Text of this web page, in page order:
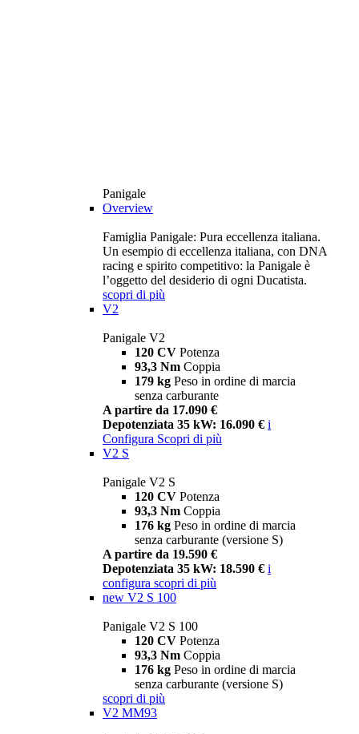
Panigale
Overview
Famiglia Panigale: Pura eccellenza italiana.
Un esempio di eccellenza italiana, con DNA
racing e spirito competitivo: la Panigale è
l’oggetto del desiderio di ogni Ducatista.
scopri di più
V2
Panigale V2
120 CV Potenza
93,3 Nm Coppia
179 kg Peso in ordine di marcia
senza carburante
A partire da 17.090 €
Depotenziata 35 kW: 16.090 € i
Configura Scopri di più
V2 S
Panigale V2 S
120 CV Potenza
93,3 Nm Coppia
176 kg Peso in ordine di marcia
senza carburante (versione S)
A partire da 19.590 €
Depotenziata 35 kW: 18.590 € i
configura scopri di più
new V2 S 100
Panigale V2 S 100
120 CV Potenza
93,3 Nm Coppia
176 kg Peso in ordine di marcia
senza carburante (versione S)
scopri di più
V2 MM93